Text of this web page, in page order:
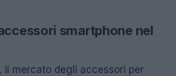
smartphone nel
il mercato degli accessori per